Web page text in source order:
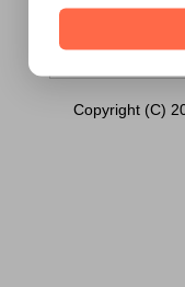
Copyright (C)